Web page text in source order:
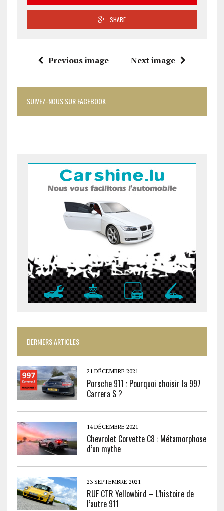
SHARE
Previous image Next image
SUIVEZ-NOUS SUR FACEBOOK
DERNIERS ARTICLES
21 DÉCEMBRE 2021
Porsche 911 : Pourquoi choisir la 997
Carrera S ?
14 DÉCEMBRE 2021
Chevrolet Corvette C8 : Métamorphose
d’un mythe
23 SEPTEMBRE 2021
RUF CTR Yellowbird – L’histoire de
l’autre 911